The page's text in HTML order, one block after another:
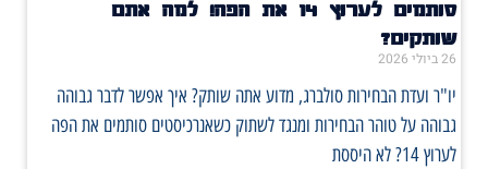
סותמים לערוץ 14 את הפה! למה אתם
שותקים?
26 ביולי 2026
יו"ר ועדת הבחירות סולברג, מדוע אתה שותק? איך אפשר לדבר גבוהה
גבוהה על טוהר הבחירות ומנגד לשתוק כשאנרכיסטים סותמים את הפה
לערוץ 14? לא היססת